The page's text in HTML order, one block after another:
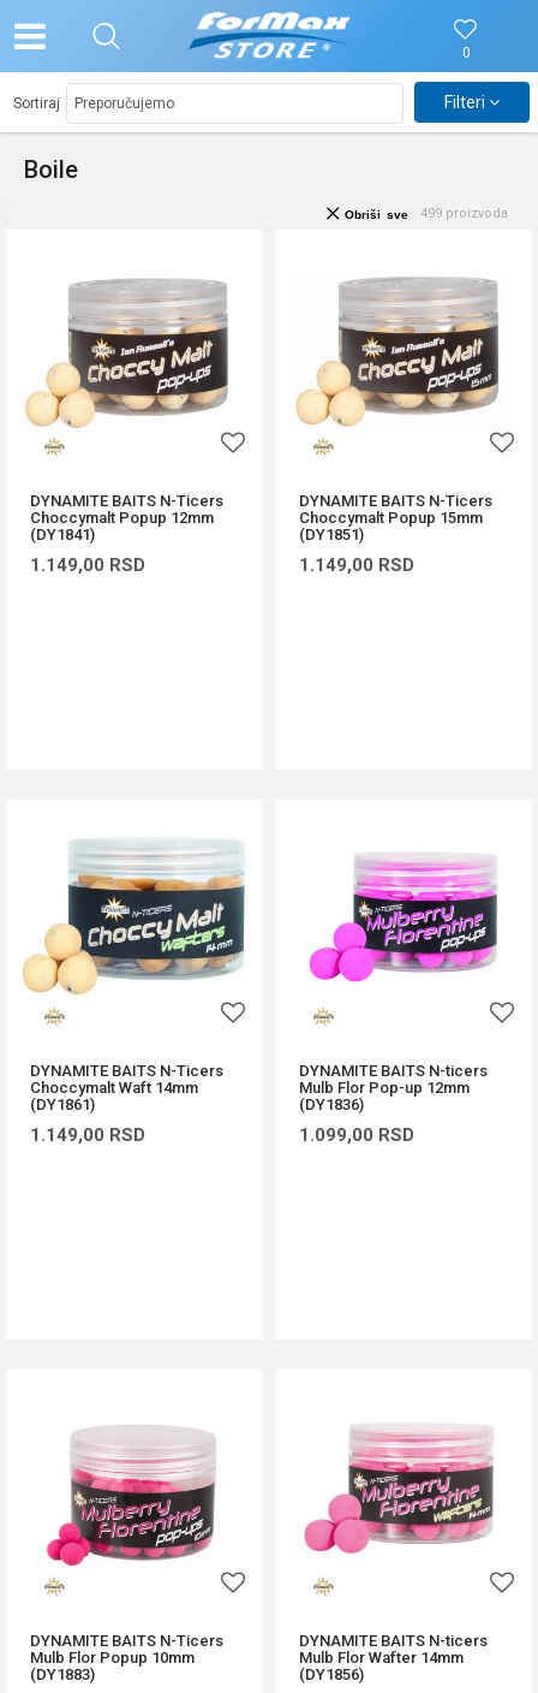
0
Boile
Sortiraj Filteri
499 proizvoda
Obriši sve
DYNAMITE BAITS N-Ticers
Choccymalt Popup 12mm
(DY1841)
1.149,00 RSD
DYNAMITE BAITS N-Ticers
Choccymalt Popup 15mm
(DY1851)
1.149,00 RSD
DYNAMITE BAITS N-Ticers
Choccymalt Waft 14mm
(DY1861)
1.149,00 RSD
DYNAMITE BAITS N-ticers
Mulb Flor Pop-up 12mm
(DY1836)
1.099,00 RSD
DYNAMITE BAITS N-Ticers
Mulb Flor Popup 10mm
(DY1883)
DYNAMITE BAITS N-ticers
Mulb Flor Wafter 14mm
(DY1856)